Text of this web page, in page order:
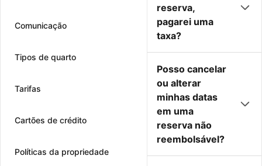
Comunicação
Tipos de quarto
Tarifas
Cartões de crédito
Políticas da propriedade
reserva,
pagarei uma
taxa?
Posso cancelar
ou alterar
minhas datas
em uma
reserva não
reembolsável?